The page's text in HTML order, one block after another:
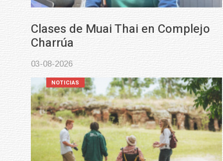
Clases de Muai Thai en Complejo
Charrúa
03-08-2026
NOTICIAS